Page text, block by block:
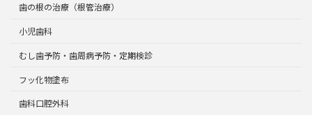
歯の根の治療（根管治療）
小児歯科
むし歯予防・歯周病予防・定期検診
フッ化物塗布
歯科口腔外科